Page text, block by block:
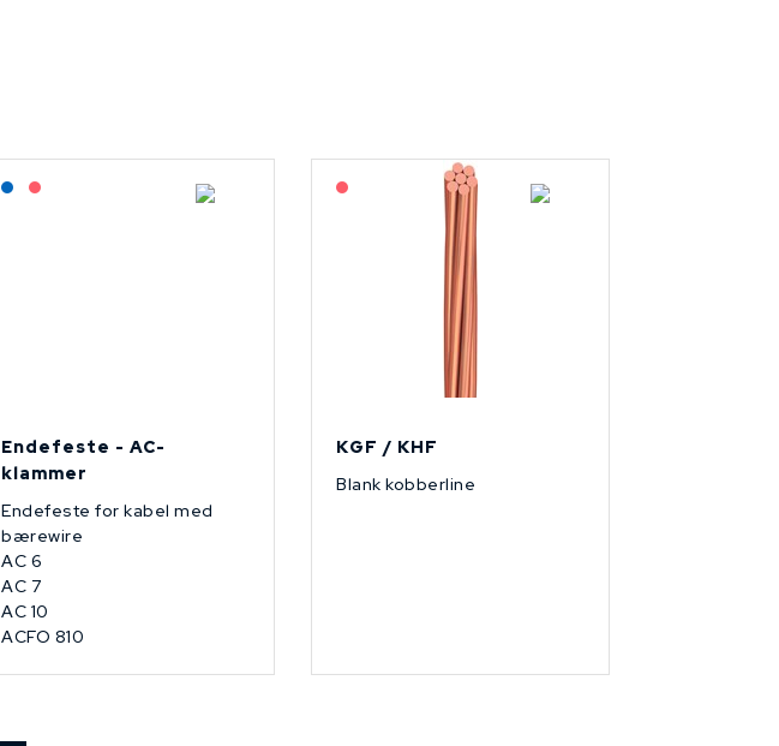
Lagerført: NEK Kabel
Endefeste - AC-
klammer
Endefeste for kabel med
bærewire
AC 6
AC 7
AC 10
ACFO 810
På forespørsel
KGF / KHF
Blank kobberline